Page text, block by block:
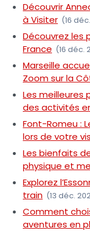
Découvrir
à Visiter (16
Découvrez les
France (16 déc.
Marseille
Zoom sur la
Les meilleures
des activités
Font-Romeu :
lors de votre
Les bienfaits
physique et
Explorez
train (13 déc.
Comment
aventures en